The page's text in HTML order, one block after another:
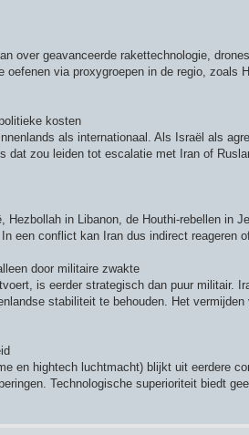
over geavanceerde rakettechnologie,
via proxygroepen in de regio, zoals
kosten
als internationaal. Als Israël als
dat zou leiden tot escalatie met Iran of
Hezbollah in Libanon, de Houthi-rebellen in
een conflict kan Iran dus indirect reageren
door militaire zwakte
is eerder strategisch dan puur militair.
stabiliteit te behouden. Het
en hightech luchtmacht) blijkt uit eerdere
Technologische superioriteit biedt